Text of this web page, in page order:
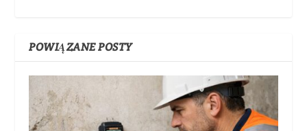
POWIĄZANE POSTY